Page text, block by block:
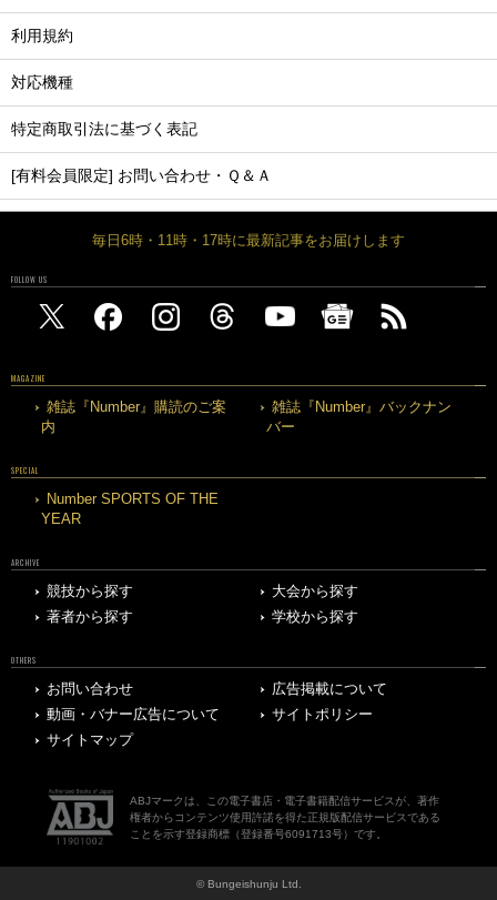
利用規約
対応機種
特定商取引法に基づく表記
[有料会員限定] お問い合わせ・Ｑ＆Ａ
毎日6時・11時・17時に最新記事をお届けします
FOLLOW US
MAGAZINE
雑誌『Number』購読のご案
内
雑誌『Number』バックナン
バー
SPECIAL
Number SPORTS OF THE
YEAR
ARCHIVE
競技から探す
大会から探す
著者から探す
学校から探す
OTHERS
お問い合わせ
広告掲載について
動画・バナー広告について
サイトポリシー
サイトマップ
ABJマークは、この電子書店・電子書籍配信サービスが、著作
権者からコンテンツ使用許諾を得た正規版配信サービスである
ことを示す登録商標（登録番号6091713号）です。
© Bungeishunju Ltd.